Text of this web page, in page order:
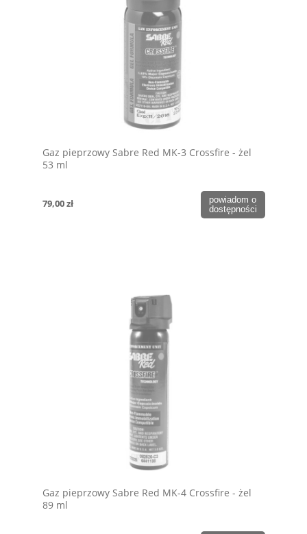
Gaz pieprzowy Sabre Red MK-3 Crossfire - żel
53 ml
79,00 zł
powiadom o
dostępności
Gaz pieprzowy Sabre Red MK-4 Crossfire - żel
89 ml